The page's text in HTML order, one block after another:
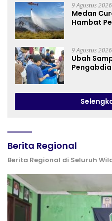
9 Agustus
Medan
Hambat
9 Agustus
Ubah
Berita Regional
Berita Regional di Seluruh